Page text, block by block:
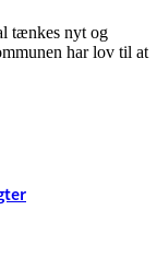
tænkes nyt og
har lov til at